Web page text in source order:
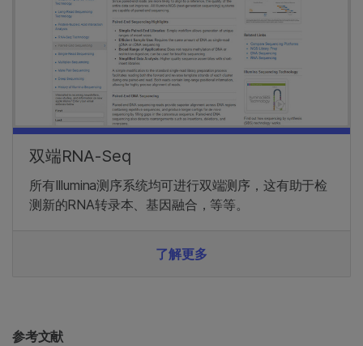
双端RNA-Seq
所有Illumina测序系统均可进行双端测序，这有助于检
测新的RNA转录本、基因融合，等等。
了解更多
参考文献